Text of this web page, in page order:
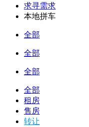
求寻需求
本地拼车
全部
全部
全部
全部
租房
售房
转让